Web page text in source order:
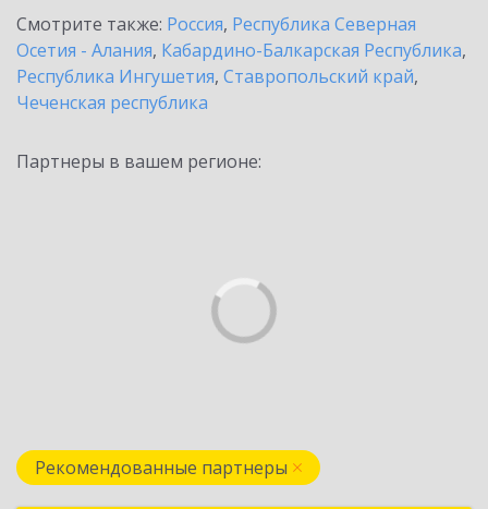
Смотрите также: Россия, Республика Северная
Осетия - Алания, Кабардино-Балкарская Республика,
Республика Ингушетия, Ставропольский край,
Чеченская республика
Партнеры в вашем регионе:
Рекомендованные партнеры